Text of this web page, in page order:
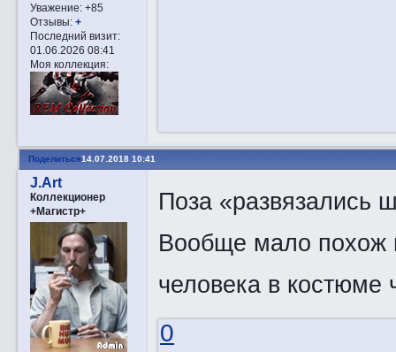
Уважение: +85
Отзывы: +
Последний визит:
01.06.2026 08:41
Моя коллекция:
Поделиться14.07.2018 10:41
J.Art
Коллекционер
+Магистр+
Поза «развязались
Вообще мало похож
человека в костюме
0